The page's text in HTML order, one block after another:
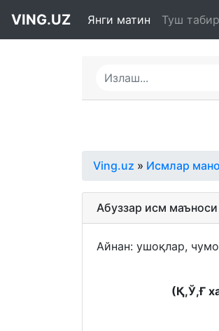
VING.UZ Янги матин Туш
Ving.uz » Исмлар
Абуззар исм маъноси
Айнан: ушоқлар,
(Қ,Ў,Ғ